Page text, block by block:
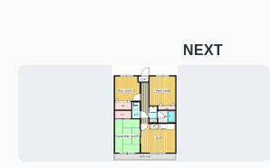
NEXT